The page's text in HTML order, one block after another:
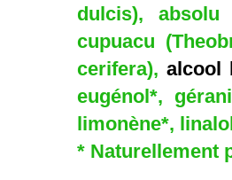
dulcis),
cupuacu
cerifera), alcool
eugénol*,
limonène*,
* Naturellement